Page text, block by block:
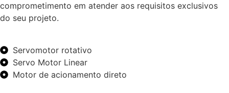
comprometimento em atender aos requisitos exclusivos
do seu projeto.
Servomotor rotativo
Servo Motor Linear
Motor de acionamento direto